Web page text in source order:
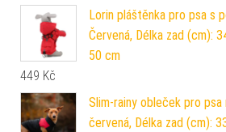
Lorin pláštěnka pro psa s
Červená, Délka zad (cm):
50 cm
449 Kč
Slim-rainy obleček pro psa
červená, Délka zad (cm):